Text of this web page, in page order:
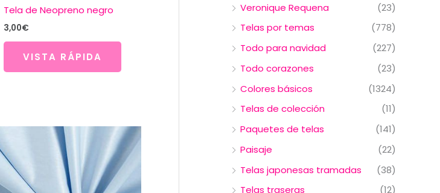
Tela de Neopreno negro
3,00€
VISTA RÁPIDA
Veronique Requena
(23)
Telas por temas
(778)
Todo para navidad
(227)
Todo corazones
(23)
Colores básicos
(1324)
Telas de colección
(11)
Paquetes de telas
(141)
Paisaje
(22)
Telas japonesas tramadas
(38)
Telas traseras
(12)